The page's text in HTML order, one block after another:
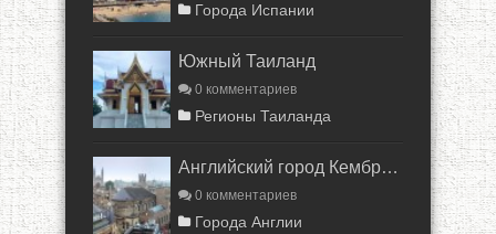
Города Испании
Южный Таиланд
0 комментариев
Регионы Таиланда
Английский город Кембридж
0 комментариев
Города Англии